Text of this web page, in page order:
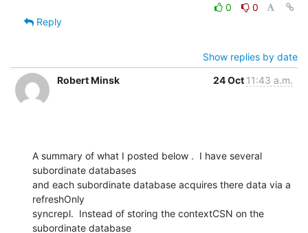
0
0
Reply
Show replies by date
Robert Minsk
24 Oct 11:43 a.m.
A summary of what I posted below .  I have several
subordinate databases
and each subordinate database acquires there data via a
refreshOnly
syncrepl.  Instead of storing the contextCSN on the
subordinate database